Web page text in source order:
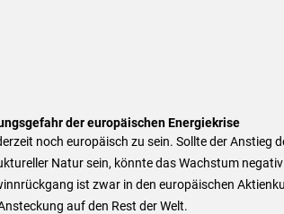
der europäischen Energiekrise
noch europäisch zu sein. Sollte der Anstieg
Natur sein, könnte das Wachstum negativ
ist zwar in den europäischen
auf den Rest der Welt.